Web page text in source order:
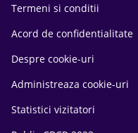
Termeni si conditii
Acord de confidentialitate
Despre cookie-uri
Administreaza cookie-uri
Statistici vizitatori